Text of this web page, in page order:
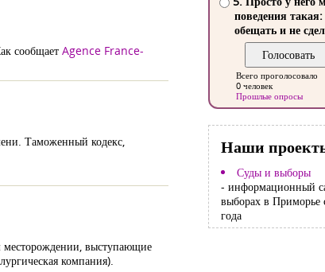
сообщает Agence France-
Таможенный кодекс,
месторождении, выступающие
компания).
поведения такая:
обещать и не
Всего проголосовало
0 человек
Прошлые опросы
Наши
Суды и выборы
- информационный
выборах в Приморье
года